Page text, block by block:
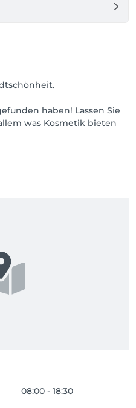
haben! Lassen Sie
was Kosmetik bieten
08:00 - 18:30